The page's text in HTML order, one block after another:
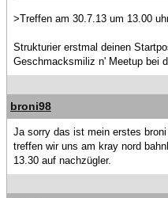
>Treffen am 30.7.13 um 13.00
Strukturier erstmal deinen
Geschmacksmiliz n' Meetup bei
broni98
Ja sorry das ist mein erstes
treffen wir uns am kray nord
13.30 auf nachzügler.